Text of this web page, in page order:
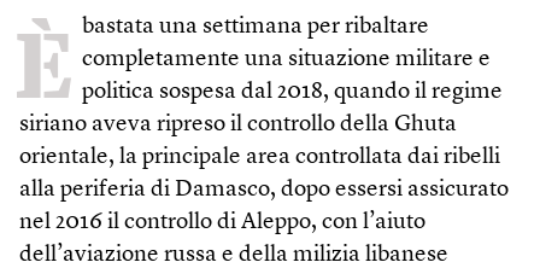
È bastata una settimana per ribaltare
completamente una situazione militare e
politica sospesa dal 2018, quando il regime
siriano aveva ripreso il controllo della Ghuta
orientale, la principale area controllata dai ribelli
alla periferia di Damasco, dopo essersi assicurato
nel 2016 il controllo di Aleppo, con l’aiuto
dell’aviazione russa e della milizia libanese